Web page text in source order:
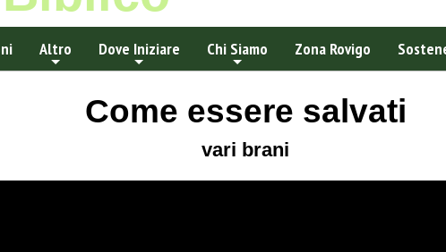
Altro Dove Iniziare Chi Siamo Zona Rovigo
Come essere salvati
vari brani